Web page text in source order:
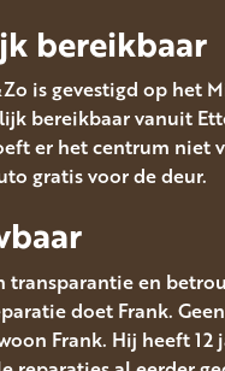
bereikbaar
is gevestigd op het
bereikbaar vanuit
er het centrum niet
gratis voor de deur.
transparantie en
doet Frank.
Frank. Hij heeft 12